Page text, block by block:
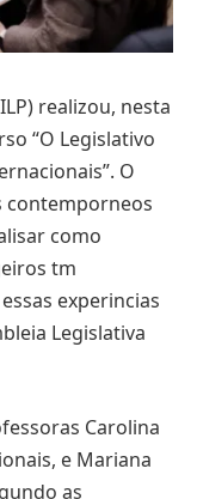
realizou, nesta
“O Legislativo
O
contemporneos
como
tm
experincias
Legislativa
Carolina
e Mariana
as